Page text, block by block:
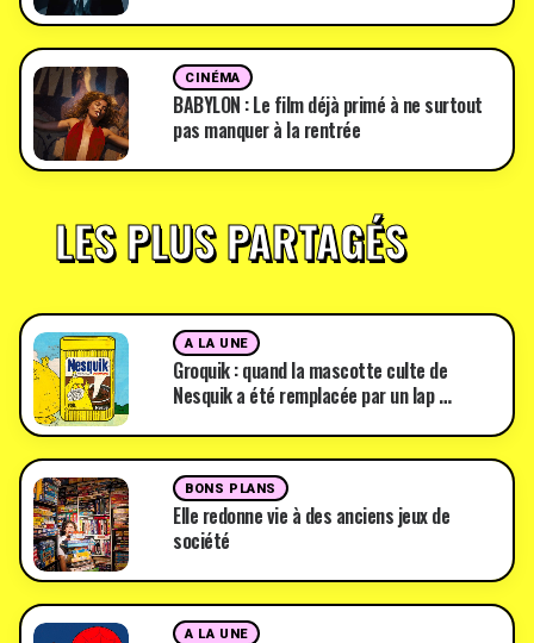
CINÉMA
BABYLON : Le film déjà primé à ne surtout
pas manquer à la rentrée
LES PLUS PARTAGÉS
A LA UNE
Groquik : quand la mascotte culte de
Nesquik a été remplacée par un lap …
BONS PLANS
Elle redonne vie à des anciens jeux de
société
A LA UNE